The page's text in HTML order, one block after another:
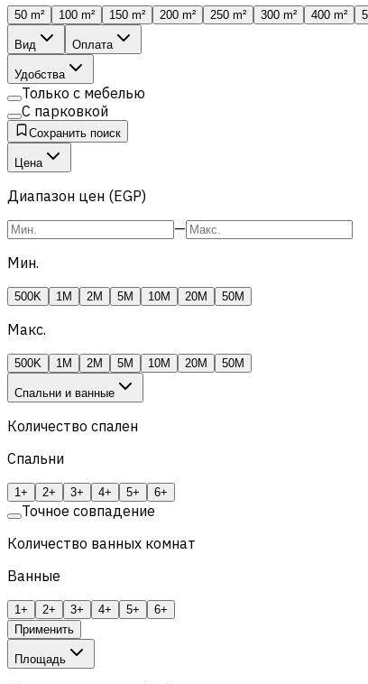
50 m² 100 m² 150 m² 200 m² 250 m² 300 m² 400 m²
Вид Оплата
Удобства
Только с мебелью
С парковкой
Сохранить поиск
Цена
Диапазон цен (EGP)
—
Мин.
500K 1M 2M 5M 10M 20M 50M
Макс.
500K 1M 2M 5M 10M 20M 50M
Спальни и ванные
Количество спален
Спальни
1+ 2+ 3+ 4+ 5+ 6+
Точное совпадение
Количество ванных комнат
Ванные
1+ 2+ 3+ 4+ 5+
6+
Применить
Площадь